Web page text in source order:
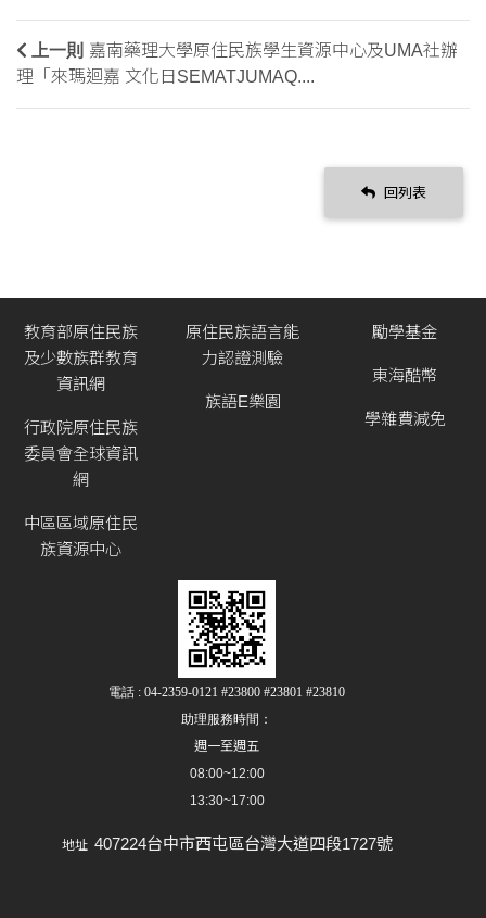
上一則 嘉南藥理大學原住民族學生資源中心及UMA社辦
理「來瑪迴嘉 文化日SEMATJUMAQ....
回列表
教育部原住民族
及少數族群教育
資訊網
行政院原住民族
委員會全球資訊
網
中區區域原住民
族資源中心
原住民族語言能
力認證測驗
族語E樂園
勵學基金
東海酷幣
學雜費減免
電話 : 04-2359-0121 #23800 #23801 #23810
助理服務時間：
週一至週五
08:00~12:00
13:30~17:00
地址 407224台中市西屯區台灣大道四段1727號